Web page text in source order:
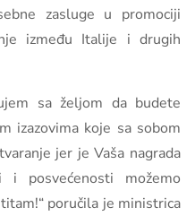
zasluge u promociji
između Italije i drugih
sa željom da budete
izazovima koje sa sobom
jer je Vaša nagrada
posvećenosti možemo
poručila je ministrica